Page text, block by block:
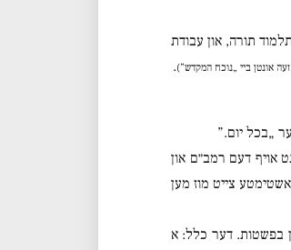
תורה, און עבודת
אונטן ביי „נוכח המקדש”).
„בכל יום.”
אויף דעם רמב״ם און
צייט מוז מען
בפשטות. דער כלל: א